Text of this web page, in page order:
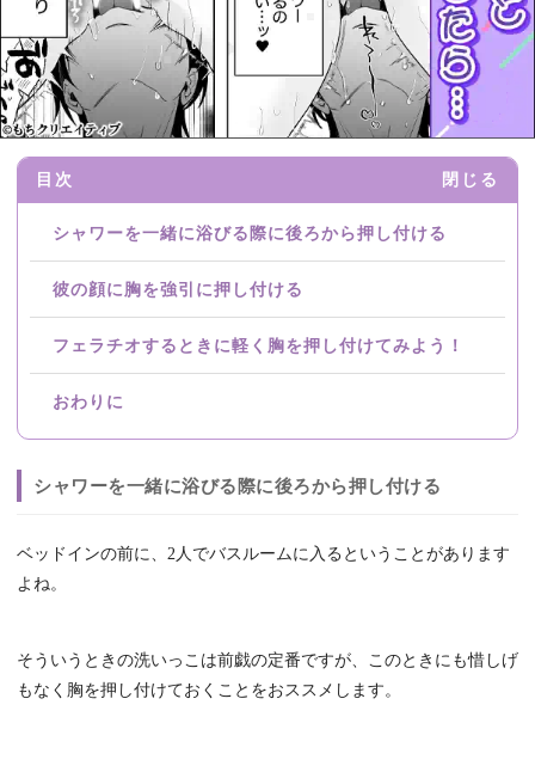
目次 閉じる
シャワーを一緒に浴びる際に後ろから押し付ける
彼の顔に胸を強引に押し付ける
フェラチオするときに軽く胸を押し付けてみよう！
おわりに
シャワーを一緒に浴びる際に後ろから押し付ける
ベッドインの前に、2人でバスルームに入るということがあります
よね。
そういうときの洗いっこは前戯の定番ですが、このときにも惜しげ
もなく胸を押し付けておくことをおススメします。